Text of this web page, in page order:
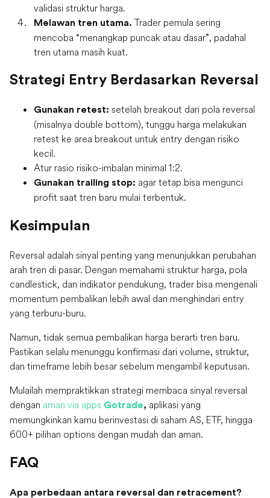
validasi struktur harga.
Melawan tren utama. Trader pemula sering
mencoba “menangkap puncak atau dasar”, padahal
tren utama masih kuat.
Strategi Entry Berdasarkan Reversal
Gunakan retest: setelah breakout dari pola reversal
(misalnya double bottom), tunggu harga melakukan
retest ke area breakout untuk entry dengan risiko
kecil.
Atur rasio risiko-imbalan minimal 1:2.
Gunakan trailing stop: agar tetap bisa mengunci
profit saat tren baru mulai terbentuk.
Kesimpulan
Reversal adalah sinyal penting yang menunjukkan perubahan
arah tren di pasar. Dengan memahami struktur harga, pola
candlestick, dan indikator pendukung, trader bisa mengenali
momentum pembalikan lebih awal dan menghindari entry
yang terburu-buru.
Namun, tidak semua pembalikan harga berarti tren baru.
Pastikan selalu menunggu konfirmasi dari volume, struktur,
dan timeframe lebih besar sebelum mengambil keputusan.
Mulailah mempraktikkan strategi membaca sinyal reversal
dengan aman via apps Gotrade, aplikasi yang
memungkinkan kamu berinvestasi di saham AS, ETF, hingga
600+ pilihan options dengan mudah dan aman.
FAQ
Apa perbedaan antara reversal dan retracement?